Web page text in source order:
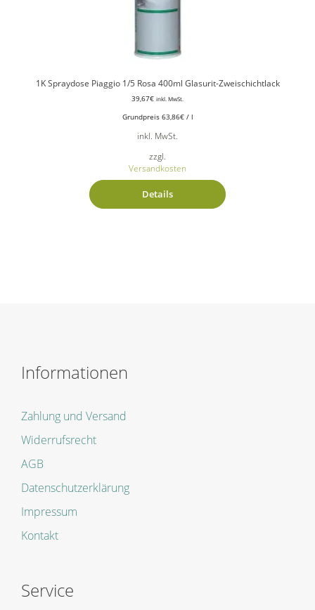
1K Spraydose Piaggio 1/5 Rosa 400ml Glasurit-Zweischichtlack
39,67€ inkl. MwSt.
Grundpreis 63,86€/ l
inkl. MwSt.
zzgl.
Versandkosten
Details
Informationen
Zahlung und Versand
Widerrufsrecht
AGB
Datenschutzerklärung
Impressum
Kontakt
Service